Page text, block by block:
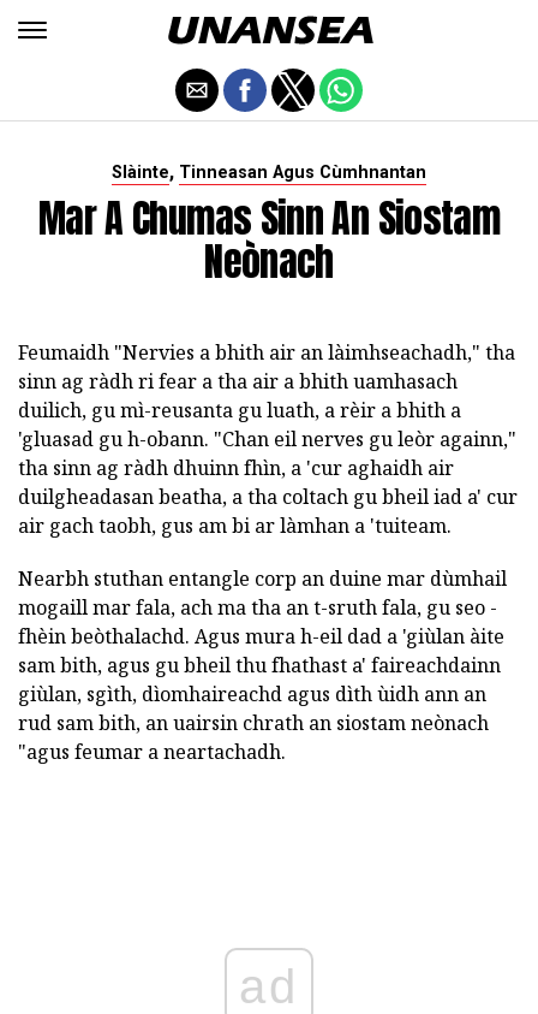
Slàinte, Tinneasan Agus Cùmhnantan
Mar A Chumas Sinn An Siostam
Neònach
Feumaidh "Nervies a bhith air an làimhseachadh," tha
sinn ag ràdh ri fear a tha air a bhith uamhasach
duilich, gu mì-reusanta gu luath, a rèir a bhith a
'gluasad gu h-obann. "Chan eil nerves gu leòr againn,"
tha sinn ag ràdh dhuinn fhìn, a 'cur aghaidh air
duilgheadasan beatha, a tha coltach gu bheil iad a' cur
air gach taobh, gus am bi ar làmhan a 'tuiteam.
Nearbh stuthan entangle corp an duine mar dùmhail
mogaill mar fala, ach ma tha an t-sruth fala, gu seo -
fhèin beòthalachd. Agus mura h-eil dad a 'giùlan àite
sam bith, agus gu bheil thu fhathast a' faireachdainn
giùlan, sgìth, dìomhaireachd agus dìth ùidh ann an
rud sam bith, an uairsin chrath an siostam neònach
"agus feumar a neartachadh.
ad